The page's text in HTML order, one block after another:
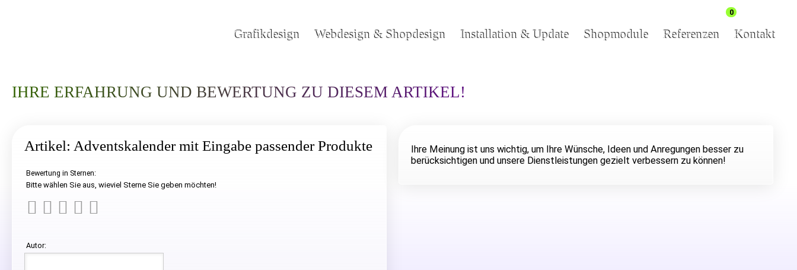
0
Grafikdesign Webdesign & Shopdesign Installation & Update Shopmodule Referenzen Kontakt
IHRE ERFAHRUNG UND BEWERTUNG ZU DIESEM ARTIKEL!
Artikel: Adventskalender mit Eingabe passender Produkte
Bewertung in Sternen:
Bitte wählen Sie aus, wieviel Sterne Sie geben möchten!
Autor:
Ihre Meinung ist uns wichtig, um Ihre Wünsche, Ideen und Anregungen besser zu
berücksichtigen und unsere Dienstleistungen gezielt verbessern zu können!